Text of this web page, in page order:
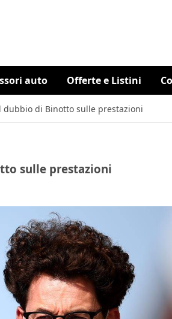
auto Offerte e Listini
dubbio di Binotto sulle prestazioni
sulle prestazioni